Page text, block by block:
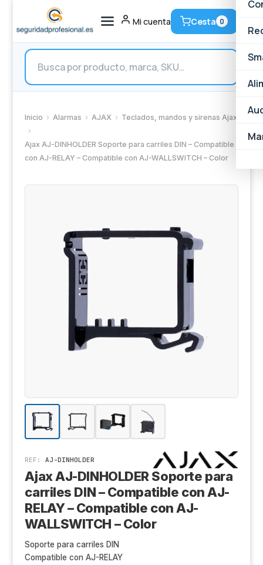
Mi cuenta Cesta 0
Búsqueda
productos
Inicio › Alarmas › AJAX › Teclados, mandos y sirenas Ajax
›
Ajax AJ-DINHOLDER Soporte para carriles DIN – Compatible
con AJ-RELAY – Compatible con AJ-WALLSWITCH – Color
REF:AJ-DINHOLDER
Ajax AJ-DINHOLDER Soporte para
carriles DIN – Compatible con AJ-
RELAY – Compatible con AJ-
WALLSWITCH – Color
Soporte para carriles DIN
Compatible con AJ-RELAY